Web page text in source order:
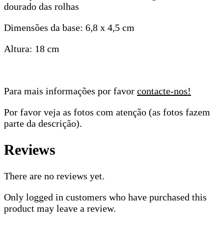
dourado das rolhas
Dimensões da base: 6,8 x 4,5 cm
Altura: 18 cm
Para mais informações por favor contacte-nos!
Por favor veja as fotos com atenção (as fotos fazem
parte da descrição).
Reviews
There are no reviews yet.
Only logged in customers who have purchased this
product may leave a review.